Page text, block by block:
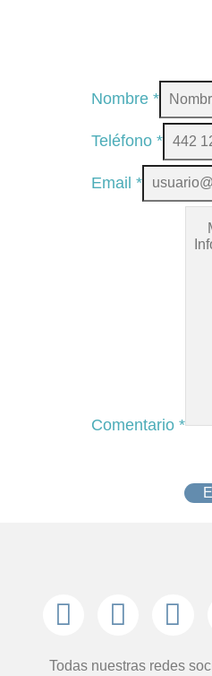
Nombre *
Teléfono *
Email *
Comentario *
Todas nuestras redes